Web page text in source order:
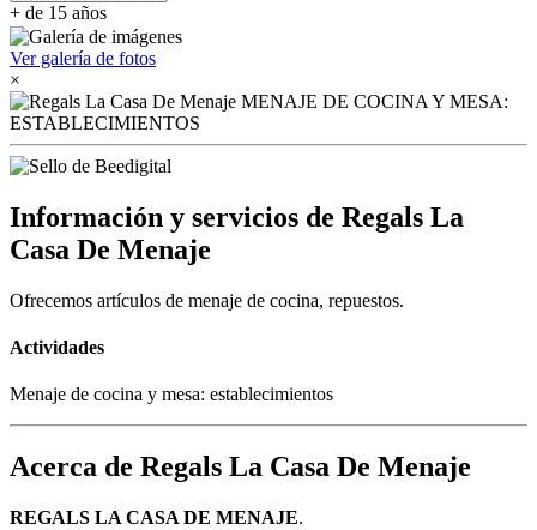
+ de 15 años
Ver galería de fotos
×
Información y servicios de Regals La
Casa De Menaje
Ofrecemos artículos de menaje de cocina, repuestos.
Actividades
Menaje de cocina y mesa: establecimientos
Acerca de Regals La Casa De Menaje
REGALS LA CASA DE MENAJE.